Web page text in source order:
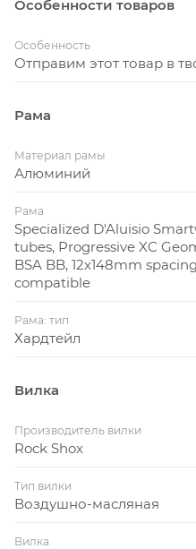
Особенности товаров
Особенность
Отправим этот товар в
Рама
Материал рамы
Алюминий
Рама
Specialized D'Aluisio
tubes, Progressive XC
BSA BB, 12x148mm
compatible
Рама: тип
Хардтейл
Вилка
Производитель вилки
Rock Shox
Тип вилки
Воздушно-масляная
Вилка